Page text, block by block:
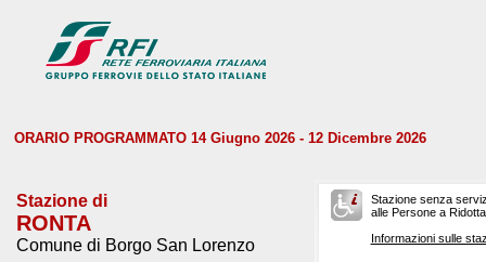
ORARIO PROGRAMMATO 14 Giugno 2026 - 12 Dicembre 2026
Stazione di
RONTA
Comune di Borgo San Lorenzo
Stazione senza
alle Persone a
Informazioni sulle